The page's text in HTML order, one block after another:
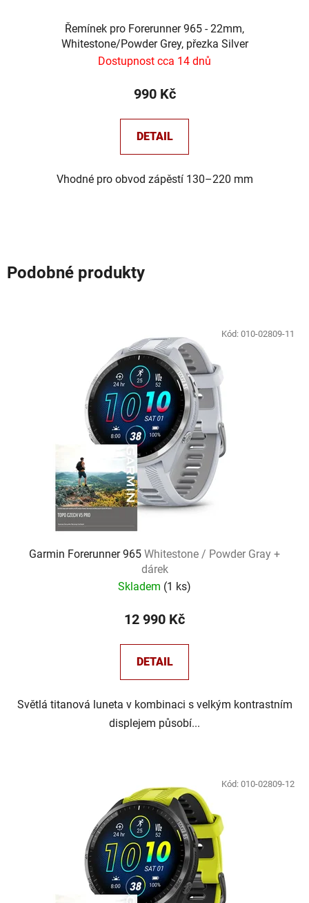
Řemínek pro Forerunner 965 - 22mm,
Whitestone/Powder Grey, přezka Silver
Dostupnost cca 14 dnů
990 Kč
DETAIL
Vhodné pro obvod zápěstí 130–220 mm
Podobné produkty
Garmin Forerunner 965 Whitestone / Powder Gray +
dárek
Skladem (1 ks)
12 990 Kč
DETAIL
Světlá titanová luneta v kombinaci s velkým kontrastním
displejem působí...
Kód: 010-02809-11
Kód: 010-02809-12